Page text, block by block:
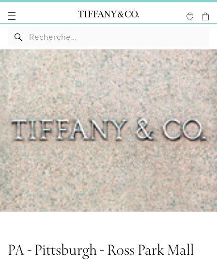
PA - Pittsburgh - Ross Park Mall